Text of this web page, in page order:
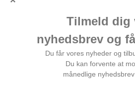
Heron Ridge The Flight